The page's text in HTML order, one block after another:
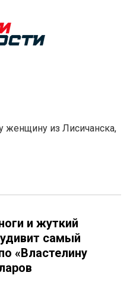
женщину из Лисичанска,
и жуткий
самый
«Властелину